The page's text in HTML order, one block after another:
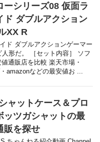
ーシリーズ08 仮面ラ
ド ダブルアクション
XX R
ド ダブルアクションゲーマー
形だ。 ［セット内容］ ソフ
通販店を比較 楽天市場・
amazonなどの最安値お ...
ャットケース＆プロ
ッツガシャットの最
販を探せ